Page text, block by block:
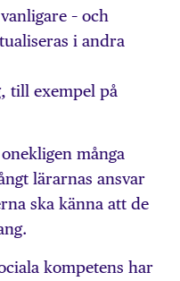
– och
i andra
till exempel på
många
lärarnas ansvar
ska känna att de
kompetens har